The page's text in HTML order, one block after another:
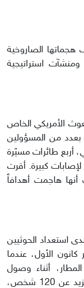
الصاروخية
استراتيجية
الأمريكي الخاص
بعدد من المسؤولين
أربع طائرات مسيّرة
كبيرة. أقرت
هاجمت أهدافاً
استعداد الحوثيين
عدن الدولي، في 31 ديسمبر كانون الأول، عندما
أثناء وصول
حكومة المناصفة الجديدة، وقتلت وجرحت ما يزيد عن 120 شخص،